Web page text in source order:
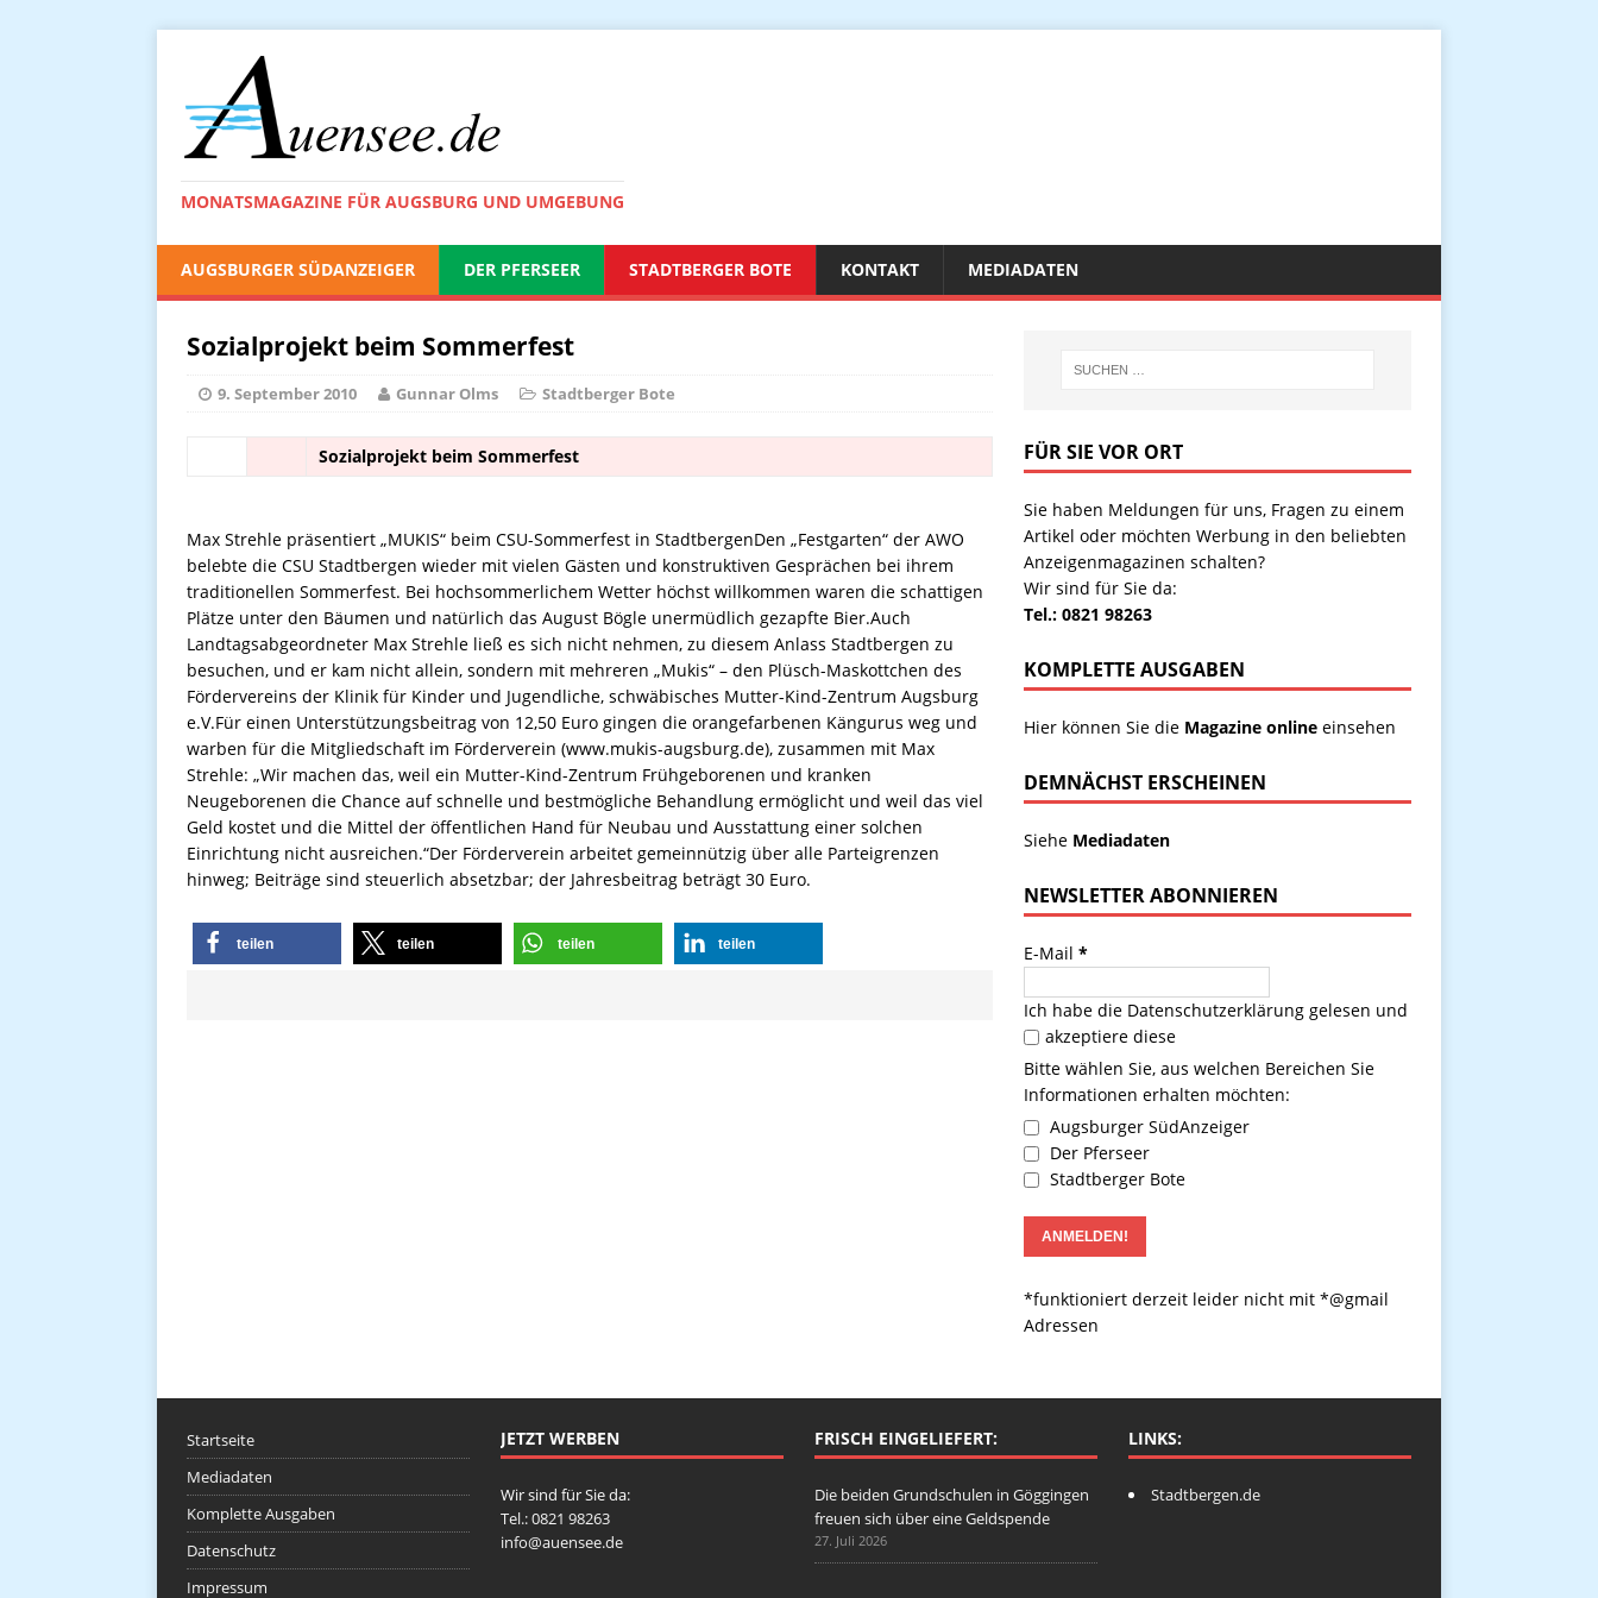
MONATSMAGAZINE FÜR AUGSBURG UND UMGEBUNG
AUGSBURGER SÜDANZEIGER DER PFERSEER STADTBERGER BOTE KONTAKT MEDIADATEN
Sozialprojekt beim Sommerfest
9. September 2010 Gunnar Olms Stadtberger Bote
Sozialprojekt beim Sommerfest
Max Strehle präsentiert „MUKIS“ beim CSU-Sommerfest in StadtbergenDen „Festgarten“ der AWO
belebte die CSU Stadtbergen wieder mit vielen Gästen und konstruktiven Gesprächen bei ihrem
traditionellen Sommerfest. Bei hochsommerlichem Wetter höchst willkommen waren die schattigen
Plätze unter den Bäumen und natürlich das August Bögle unermüdlich gezapfte Bier.Auch
Landtagsabgeordneter Max Strehle ließ es sich nicht nehmen, zu diesem Anlass Stadtbergen zu
besuchen, und er kam nicht allein, sondern mit mehreren „Mukis“ – den Plüsch-Maskottchen des
Fördervereins der Klinik für Kinder und Jugendliche, schwäbisches Mutter-Kind-Zentrum Augsburg
e.V.Für einen Unterstützungsbeitrag von 12,50 Euro gingen die orangefarbenen Kängurus weg und
warben für die Mitgliedschaft im Förderverein (www.mukis-augsburg.de), zusammen mit Max
Strehle: „Wir machen das, weil ein Mutter-Kind-Zentrum Frühgeborenen und kranken
Neugeborenen die Chance auf schnelle und bestmögliche Behandlung ermöglicht und weil das viel
Geld kostet und die Mittel der öffentlichen Hand für Neubau und Ausstattung einer solchen
Einrichtung nicht ausreichen.“Der Förderverein arbeitet gemeinnützig über alle Parteigrenzen
hinweg; Beiträge sind steuerlich absetzbar; der Jahresbeitrag beträgt 30 Euro.
teilen teilen teilen teilen
FÜR SIE VOR ORT
Sie haben Meldungen für uns, Fragen zu einem
Artikel oder möchten Werbung in den beliebten
Anzeigenmagazinen schalten?
Wir sind für Sie da:
Tel.: 0821 98263
KOMPLETTE AUSGABEN
Hier können Sie die Magazine onlineeinsehen
DEMNÄCHST ERSCHEINEN
Siehe Mediadaten
NEWSLETTER ABONNIEREN
E-Mail *
Ich habe die Datenschutzerklärunggelesen und
akzeptiere diese
Bitte wählen Sie, aus welchen Bereichen Sie
Informationen erhalten möchten:
Augsburger SüdAnzeiger
Der Pferseer
Stadtberger Bote
*funktioniert derzeit leider nicht mit *@gmail
Adressen
Startseite
Mediadaten
Komplette Ausgaben
Datenschutz
Impressum
JETZT WERBEN
Wir sind für Sie da:
Tel.: 0821 98263
info@auensee.de
FRISCH EINGELIEFERT:
Die beiden Grundschulen in Göggingen
freuen sich über eine Geldspende
27. Juli 2026
LINKS:
Stadtbergen.de